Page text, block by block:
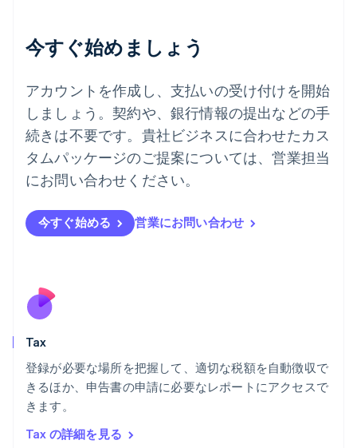
今すぐ始めましょう
アカウントを作成し、支払いの受け付けを開始
しましょう。契約や、銀行情報の提出などの手
続きは不要です。貴社ビジネスに合わせたカス
タムパッケージのご提案については、営業担当
にお問い合わせください。
今すぐ始める 営業にお問い合わせ
Tax
登録が必要な場所を把握して、適切な税額を自動徴収で
きるほか、申告書の申請に必要なレポートにアクセスで
きます。
Tax の詳細を見る
デンマーク
ドイツ
ニュージーランド
English
ノルウェー
English
ハンガリー
フィンランド
EnglishSvenska
Français
ブルガリア
ポーランド
English
ポルトガル
マルタ